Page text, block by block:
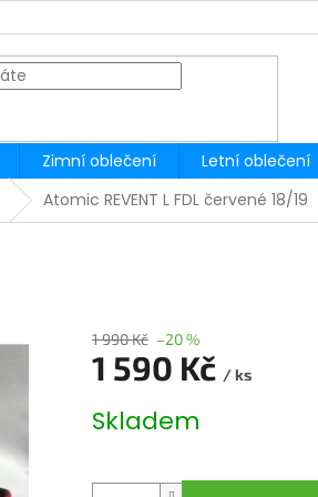
Zimní oblečení Letní oblečení
Atomic REVENT L FDL červené 18/19
1 990 Kč –20 %
1 590 Kč / ks
cena:
Skladem